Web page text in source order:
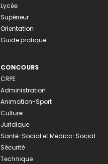
Lycée
Supérieur
Orientation
Guide pratique
CONCOURS
CRPE
Administration
Animation-Sport
Culture
Juridique
Santé-Social et Médico-Social
Sécurité
Technique